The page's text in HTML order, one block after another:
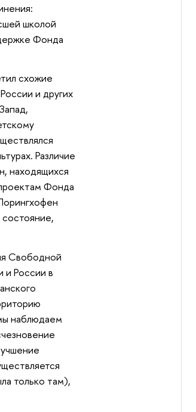
школой
Фонда
схожие
и других
Различие
находящихся
Фонда
Свободной
и России в
наблюдаем
только там),